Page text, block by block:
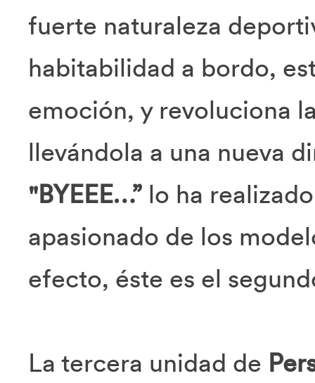
fuerte naturaleza
habitabilidad a bordo,
emoción, y revoluciona
llevándola a una nueva
"BYEEE…”lo ha
apasionado de los
efecto, éste es el
La tercera unidad de